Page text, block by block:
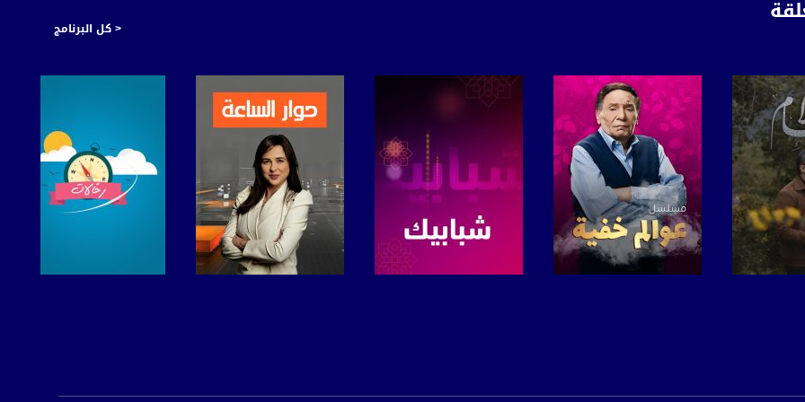
< كل البرنامج